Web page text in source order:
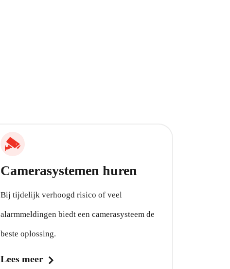
Camerasystemen huren
Bij tijdelijk verhoogd risico of veel
alarmmeldingen biedt een camerasysteem de
beste oplossing.
Lees meer